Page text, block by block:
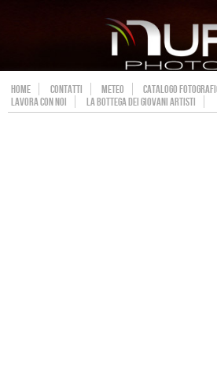
HOME CONTATTI METEO
CATALOGO
LAVORA CON NOI
LA BOTTEGA DEI GIOVANI ARTISTI